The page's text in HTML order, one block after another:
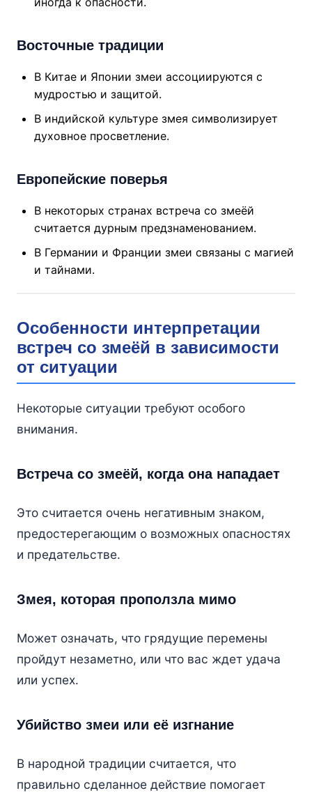
Восточные традиции
В Китае и Японии змеи ассоциируются с
мудростью и защитой.
В индийской культуре змея символизирует
духовное просветление.
Европейские поверья
В некоторых странах встреча со змеёй
считается дурным предзнаменованием.
В Германии и Франции змеи связаны с магией
и тайнами.
Особенности интерпретации
встреч со змеёй в зависимости
от ситуации
Некоторые ситуации требуют особого
внимания.
Встреча со змеёй, когда она нападает
Это считается очень негативным знаком,
предостерегающим о возможных опасностях
и предательстве.
Змея, которая проползла мимо
Может означать, что грядущие перемены
пройдут незаметно, или что вас ждет удача
или успех.
Убийство змеи или её изгнание
В народной традиции считается, что
правильно сделанное действие помогает